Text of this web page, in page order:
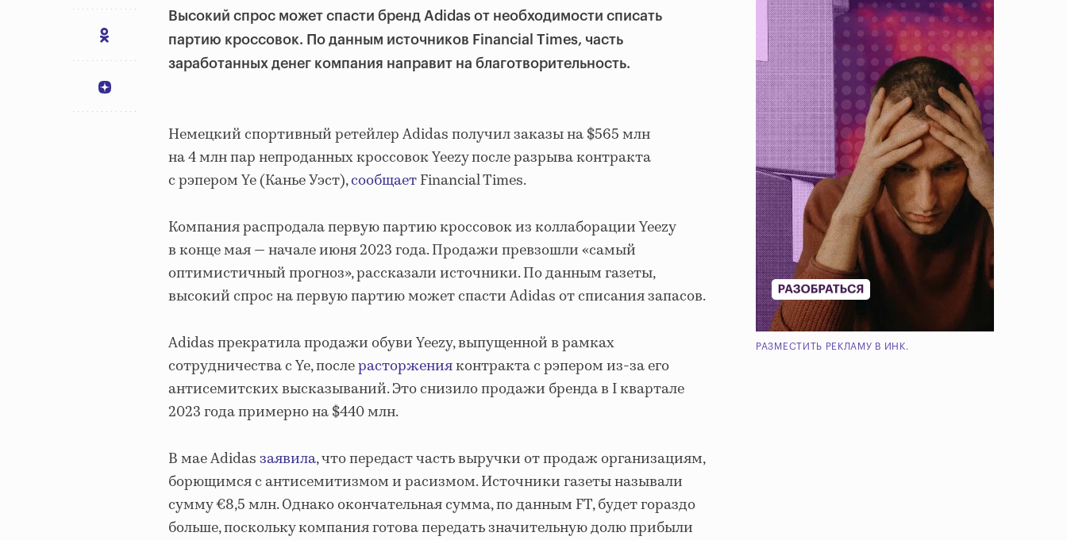
Высокий спрос может спасти бренд Adidas от необходимости списать
партию кроссовок. По данным источников Financial Times, часть
заработанных денег компания направит на благотворительность.
Немецкий спортивный ретейлер Adidas получил заказы на $565 млн
на 4 млн пар непроданных кроссовок Yeezy после разрыва контракта
с рэпером Ye (Канье Уэст),сообщаетFinancial Times.
Компания распродала первую партию кроссовок из коллаборации Yeezy
в конце мая — начале июня 2023 года. Продажи превзошли «самый
оптимистичный прогноз», рассказали источники. По данным газеты,
высокий спрос на первую партию может спасти Adidas от списания запасов.
Adidas прекратила продажи обуви Yeezy, выпущенной в рамках
сотрудничества с Ye, послерасторженияконтракта с рэпером из-за его
антисемитских высказываний. Это снизило продажи бренда в I квартале
2023 года примерно на $440 млн.
В мае Adidasзаявила, что передаст часть выручки от продаж организациям,
борющимся с антисемитизмом и расизмом. Источники газеты называли
сумму €8,5 млн. Однако окончательная сумма, по данным FT, будет гораздо
больше, поскольку компания готова передать значительную долю прибыли
РАЗМЕСТИТЬ РЕКЛАМУ В ИНК.